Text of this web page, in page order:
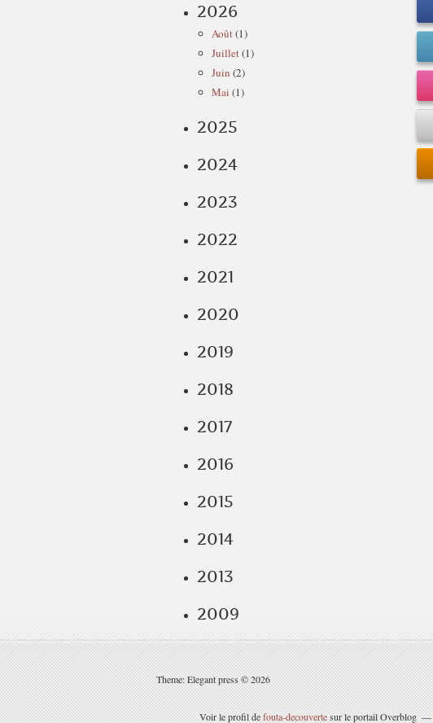
2026
Août(1)
Juillet(1)
Juin (2)
Mai (1)
2025
2024
2023
2022
2021
2020
2019
2018
2017
2016
2015
2014
2013
2009
Theme: Elegant press © 2026
Voir le profil defouta-decouvertesur le portail Overblog